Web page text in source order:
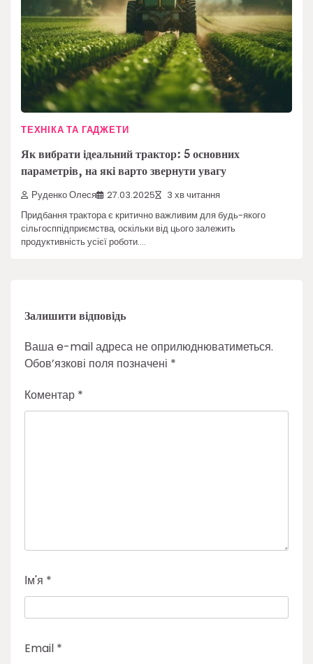
ТЕХНІКА ТА ГАДЖЕТИ
Як вибрати ідеальний трактор: 5 основних
параметрів, на які варто звернути увагу
Руденко Олеся 27.03.2025 3 хв читання
Придбання трактора є критично важливим для будь-якого
сільгосппідприємства, оскільки від цього залежить
продуктивність усієї роботи.…
Залишити відповідь
Ваша e-mail адреса не оприлюднюватиметься.
Обов’язкові поля позначені *
Коментар *
Ім'я *
Email *